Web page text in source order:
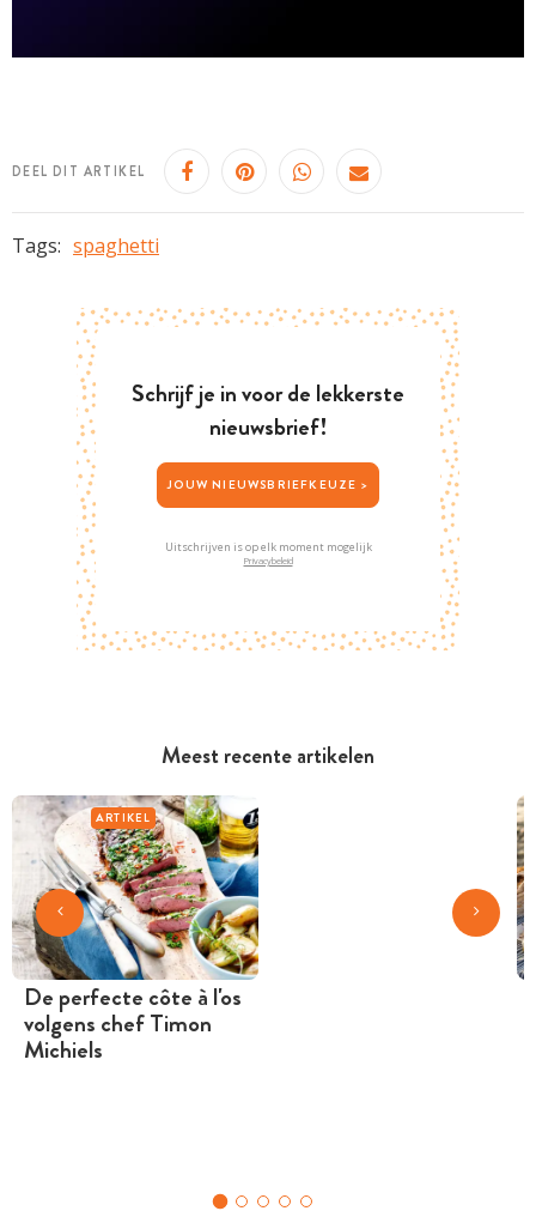
Meest recente artikelen
ARTIKEL
De perfecte côte à l'os
volgens chef Timon
Michiels
DEEL DIT ARTIKEL
Tags: spaghetti
Schrijf je in voor de lekkerste
nieuwsbrief!
JOUW NIEUWSBRIEFKEUZE >
Uitschrijven is op elk moment mogelijk
Privacybeleid